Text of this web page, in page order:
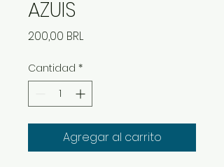
AZUIS
200,00 BRLPrecio
Cantidad *
Agregar al carrito